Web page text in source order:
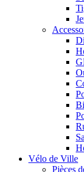
Vélo de Ville
Pièces